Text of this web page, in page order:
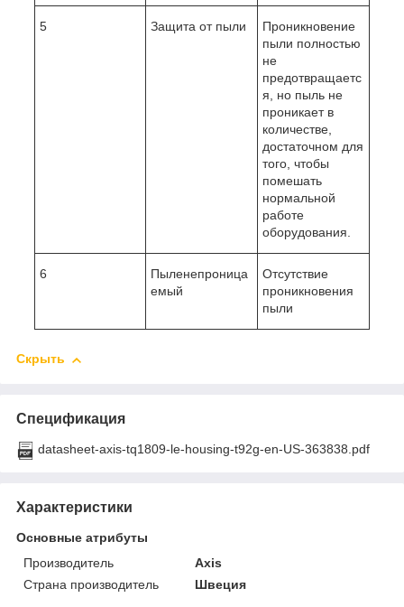
5 Защита от пыли
Проникновение
пыли полностью
не
предотвращаетс
я, но пыль не
проникает в
количестве,
достаточном для
того, чтобы
помешать
нормальной
работе
оборудования.
6
Пыленепроница
емый
Отсутствие
проникновения
пыли
Скрыть
Спецификация
datasheet-axis-tq1809-le-housing-t92g-en-US-363838.pdf
Характеристики
Основные атрибуты
Производитель
Axis
Страна производитель
Швеция